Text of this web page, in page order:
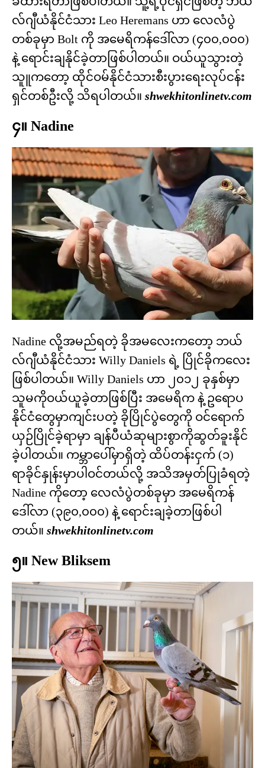
လ်ဂျီယံနိုင်ငံသား Leo Heremans ဟာ လေလံပွဲ
တစ်ခုမှာ Bolt ကို အမေရိကန်ဒေါ်လာ (၄၀၀,၀၀၀)
နဲ့ ရောင်းချနိုင်ခဲ့တာဖြစ်ပါတယ်။ ဝယ်ယူသွားတဲ့
သူူကတော့ ထိုင်ဝမ်နိုင်ငံသားစီးပွားရေးလုပ်ငန်း
ရှင်တစ်ဦးလို့ သိရပါတယ်။ shwekhitonlinetv.com
၄။ Nadine
Nadine လို့အမည်ရတဲ့ ခိုအမလေးကတော့ ဘယ်
လ်ဂျီယံနိုင်ငံသား Willy Daniels ရဲ့ ပြိုင်ခိုကလေး
ဖြစ်ပါတယ်။ Willy Daniels ဟာ ၂၀၁၂ ခုနှစ်မှာ
သူမကိုဝယ်ယူခဲ့တာဖြစ်ပြီး အမေရိက နဲ့ ဥရောပ
နိုင်ငံတွေမှာကျင်းပတဲ့ ခိုပြိုင်ပွဲတွေကို ဝင်ရောက်
ယှဉ်ပြိုင်ခဲ့ရာမှာ ချန်ပီယံဆုများစွာကိုဆွတ်ခူးနိုင်
ခဲ့ပါတယ်။ ကမ္ဘာပေါ်မှာရှိတဲ့ ထိပ်တန်းငှက် (၁)
ရာခိုင်နှုန်းမှာပါဝင်တယ်လို့ အသိအမှတ်ပြုခံရတဲ့
Nadine ကိုတော့ လေလံပွဲတစ်ခုမှာ အမေရိကန်
ဒေါ်လာ (၃၉၀,၀၀၀) နဲ့ ရောင်းချခဲ့တာဖြစ်ပါ
တယ်။ shwekhitonlinetv.com
၅။ New Bliksem